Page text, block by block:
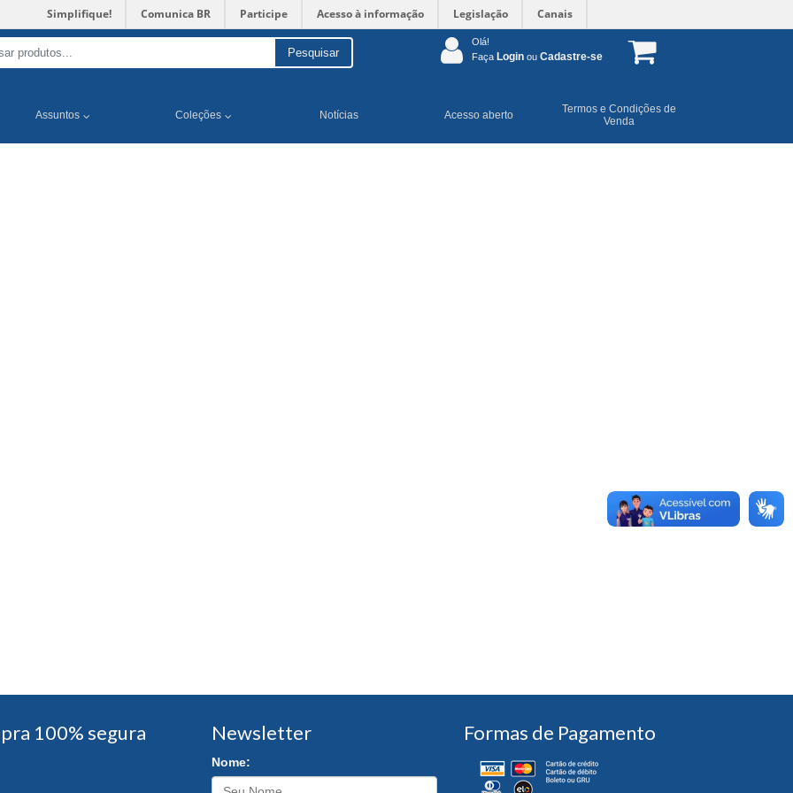
Simplifique! Comunica BR Participe Acesso à informação Legislação Canais
Pesquisar
Olá!
Faça Login ou Cadastre-se
Assuntos Coleções Notícias Acesso aberto
Termos e Condições de
Venda
100% segura Newsletter
Nome:
Formas de Pagamento